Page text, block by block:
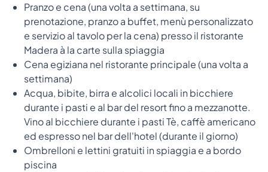
Pranzo e cena (una volta a settimana, su
prenotazione, pranzo a buffet, menù personalizzato
e servizio al tavolo per la cena) presso il ristorante
Madera à la carte sulla spiaggia
Cena egiziana nel ristorante principale (una volta a
settimana)
Acqua, bibite, birra e alcolici locali in bicchiere
durante i pasti e al bar del resort fino a mezzanotte.
Vino al bicchiere durante i pasti Tè, caffè americano
ed espresso nel bar dell'hotel (durante il giorno)
Ombrelloni e lettini gratuiti in spiaggia e a bordo
piscina